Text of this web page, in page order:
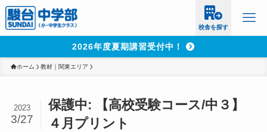
校舎を探す
2026年度夏期講習受付中！
ホーム 教材｜関東エリア
保護中: 【高校受験コース/中３】
４月プリント
2023
3/27